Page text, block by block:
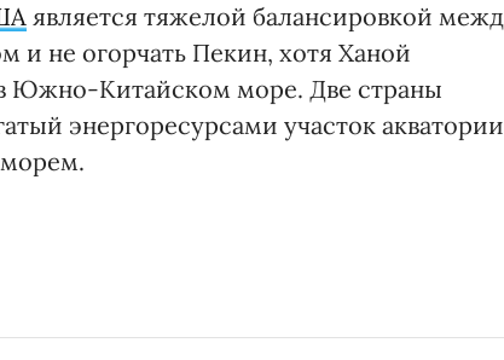
является тяжелой балансировкой
и не огорчать Пекин, хотя Ханой
Южно-Китайском море. Две страны
энергоресурсами участок